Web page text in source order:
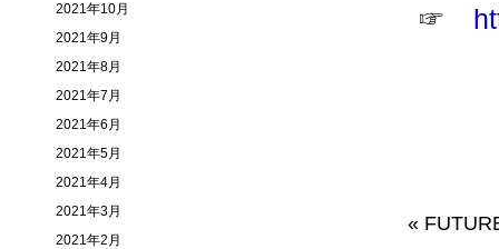
☞
«
2021年10月
2021年9月
2021年8月
2021年7月
2021年6月
2021年5月
2021年4月
2021年3月
2021年2月